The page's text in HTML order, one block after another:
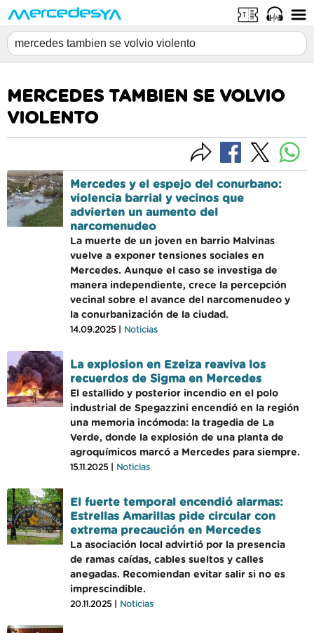
MERCEDES TAMBIEN SE VOLVIO
VIOLENTO
Mercedes y el espejo del conurbano:
violencia barrial y vecinos que
advierten un aumento del
narcomenudeo
La muerte de un joven en barrio Malvinas
vuelve a exponer tensiones sociales en
Mercedes. Aunque el caso se investiga de
manera independiente, crece la percepción
vecinal sobre el avance del narcomenudeo y
la conurbanización de la ciudad.
14.09.2025 | Noticias
La explosion en Ezeiza reaviva los
recuerdos de Sigma en Mercedes
El estallido y posterior incendio en el polo
industrial de Spegazzini encendió en la región
una memoria incómoda: la tragedia de La
Verde, donde la explosión de una planta de
agroquímicos marcó a Mercedes para siempre.
15.11.2025 | Noticias
El fuerte temporal encendió alarmas:
Estrellas Amarillas pide circular con
extrema precaución en Mercedes
La asociación local advirtió por la presencia
de ramas caídas, cables sueltos y calles
anegadas. Recomiendan evitar salir si no es
imprescindible.
20.11.2025 | Noticias